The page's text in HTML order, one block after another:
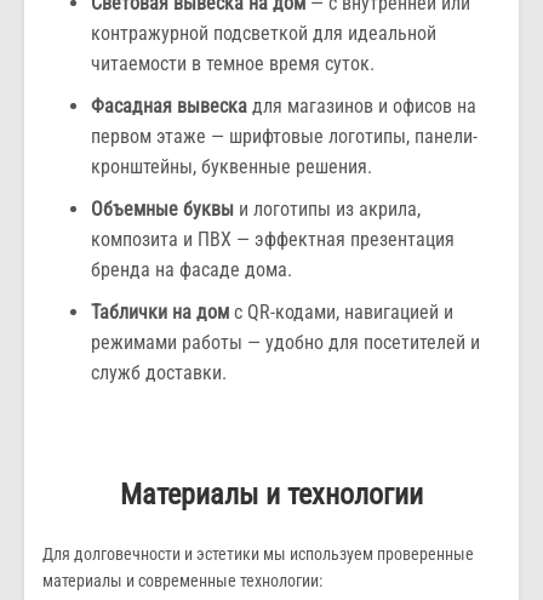
контражурной подсветкой для идеальной
читаемости в темное время суток.
Фасадная вывеска для магазинов и офисов на
первом этаже — шрифтовые логотипы, панели-
кронштейны, буквенные решения.
Объемные буквы и логотипы из акрила,
композита и ПВХ — эффектная презентация
бренда на фасаде дома.
Таблички на дом с QR-кодами, навигацией и
режимами работы — удобно для посетителей и
служб доставки.
Материалы и технологии
Для долговечности и эстетики мы используем проверенные
материалы и современные технологии: